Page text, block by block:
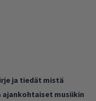
ja tiedät mistä
ajankohtaiset musiikin